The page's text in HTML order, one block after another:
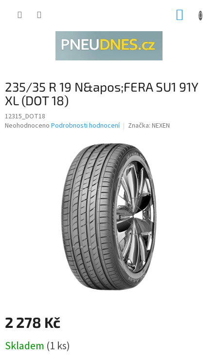
235/35 R 19 N&apos;FERA SU1 91Y
XL (DOT 18)
12315_DOT18
Průměrné
Neohodnoceno Podrobnosti hodnocení Značka: NEXEN
2 278 Kč
cena:
Skladem (1 ks)